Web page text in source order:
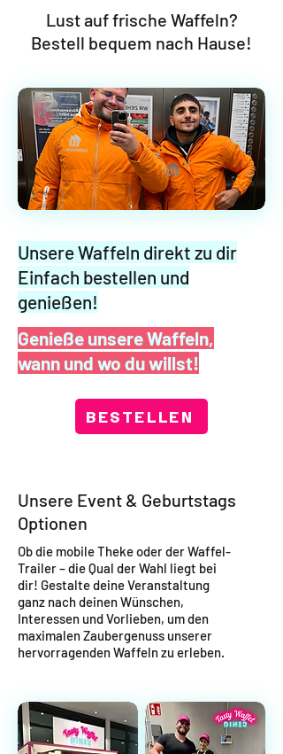
Lust auf frische Waffeln?
Bestell bequem nach Hause!
Unsere Waffeln direkt zu dir
Einfach bestellen und
genießen!
Genieße unsere Waffeln,
wann und wo du willst!
BESTELLEN
Unsere Event & Geburtstags
Optionen
Ob die mobile Theke oder der Waffel-
Trailer – die Qual der Wahl liegt bei
dir! Gestalte deine Veranstaltung
ganz nach deinen Wünschen,
Interessen und Vorlieben, um den
maximalen Zaubergenuss unserer
hervorragenden Waffeln zu erleben.